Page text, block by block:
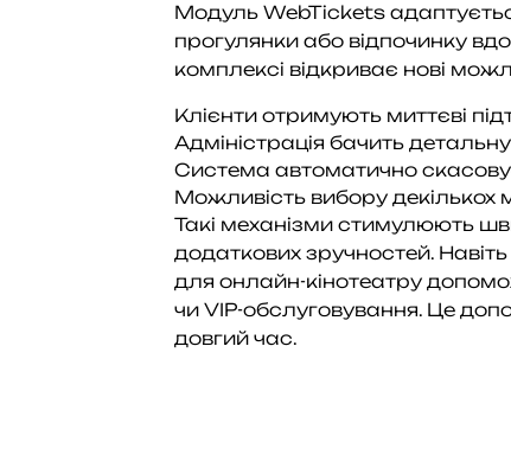
Модуль WebTickets
прогулянки або відпочинку
комплексі відкриває нові
Клієнти отримують миттєві
Адміністрація бачить
Система автоматично
Можливість вибору
Такі механізми стимулюють
додаткових зручностей.
для онлайн-кінотеатру
чи VIP-обслуговування. Це
довгий час.